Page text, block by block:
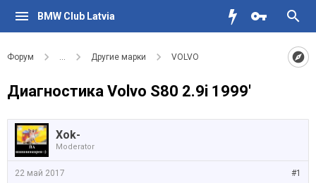
BMW Club Latvia
Форум ... Другие марки VOLVO
Диагностика Volvo S80 2.9i 1999'
Xok-
Moderator
#1
22 май 2017